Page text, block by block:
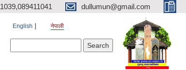
dullumun@gmail.com
English नेपाली